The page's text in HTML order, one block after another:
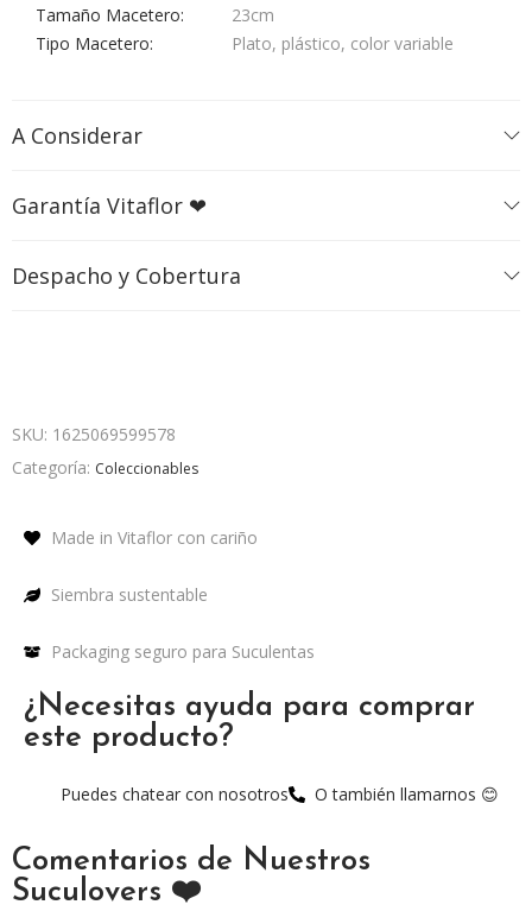
Tamaño Macetero
23cm
Tipo Macetero
Plato, plástico, color variable
A Considerar
Garantía Vitaflor ❤
Despacho y Cobertura
SKU: 1625069599578
Categoría: Coleccionables
Made in Vitaflor con cariño
Siembra sustentable
Packaging seguro para Suculentas
¿Necesitas ayuda para comprar
este producto?
Puedes chatear con nosotros O también llamarnos 😊
Comentarios de Nuestros
Suculovers ❤️